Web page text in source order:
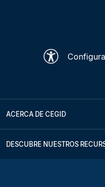
ACERCA DE CEGID
DESCUBRE NUESTROS